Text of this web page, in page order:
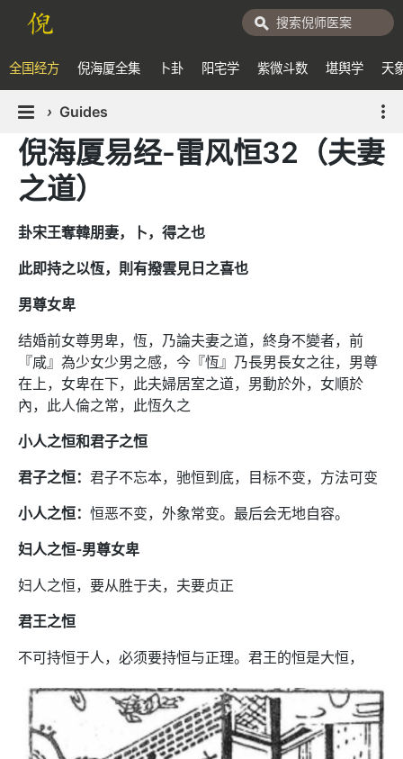
全国经方 倪海厦全集 卜卦 阳宅学 紫微斗数 堪舆学 天
› Guides
倪海厦易经-雷风恒32（夫妻
之道）
卦宋王奪韓朋妻，卜，得之也
此即持之以恆，則有撥雲見日之喜也
男尊女卑
结婚前女尊男卑，恆，乃論夫妻之道，終身不變者，前
『咸』為少女少男之感，今『恆』乃長男長女之往，男尊
在上，女卑在下，此夫婦居室之道，男動於外，女順於
內，此人倫之常，此恆久之
小人之恒和君子之恒
君子之恒： 君子不忘本，驰恒到底，目标不变，方法可变
小人之恒： 恒恶不变，外象常变。最后会无地自容。
妇人之恒-男尊女卑
妇人之恒，要从胜于夫，夫要贞正
君王之恒
不可持恒于人，必须要持恒与正理。君王的恒是大恒，